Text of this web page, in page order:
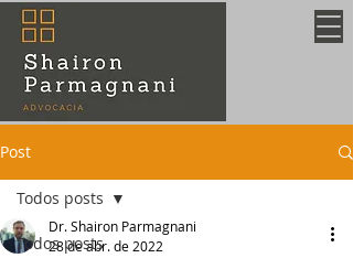
Post
Todos posts
Todos posts
Dr. Shairon Parmagnani
28 de abr. de 2022